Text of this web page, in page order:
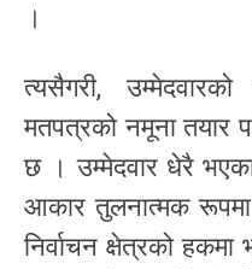
।
त्यसैगरी,
मतपत्रको नमूना तयार
छ । उम्मेदवार धेरै भएका
आकार तुलनात्मक
निर्वाचन क्षेत्रको